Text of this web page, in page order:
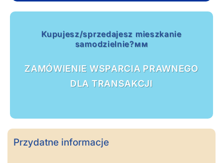
Kupujesz/sprzedajesz mieszkanie
samodzielnie?мм
ZAMÓWIENIE WSPARCIA PRAWNEGO
DLA TRANSAKCJI
Przydatne informacje